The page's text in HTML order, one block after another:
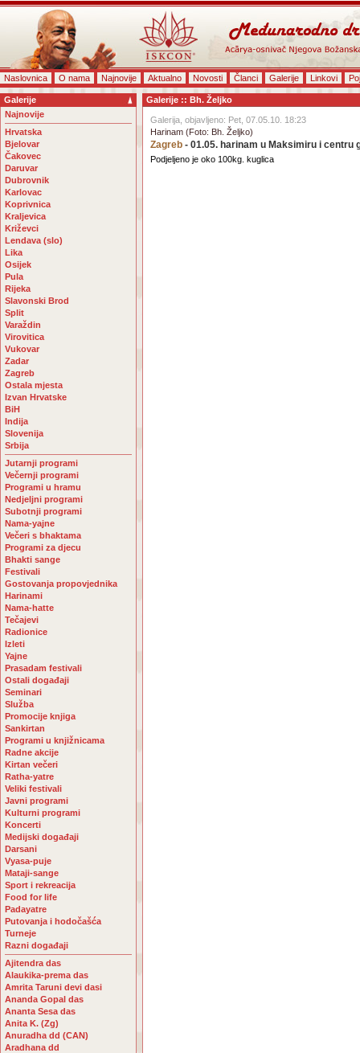
Naslovnica O nama Najnovije Aktualno Novosti Članci Galerije Linkovi
Galerije
Najnovije
Hrvatska
Bjelovar
Čakovec
Daruvar
Dubrovnik
Karlovac
Koprivnica
Kraljevica
Križevci
Lendava (slo)
Lika
Osijek
Pula
Rijeka
Slavonski Brod
Split
Varaždin
Virovitica
Vukovar
Zadar
Zagreb
Ostala mjesta
Izvan Hrvatske
BiH
Indija
Slovenija
Srbija
Jutarnji programi
Večernji programi
Programi u hramu
Nedjeljni programi
Subotnji programi
Nama-yajne
Večeri s bhaktama
Programi za djecu
Bhakti sange
Festivali
Gostovanja propovjednika
Harinami
Nama-hatte
Tečajevi
Radionice
Izleti
Yajne
Prasadam festivali
Ostali događaji
Seminari
Služba
Promocije knjiga
Sankirtan
Programi u knjižnicama
Radne akcije
Kirtan večeri
Ratha-yatre
Veliki festivali
Javni programi
Kulturni programi
Koncerti
Medijski događaji
Darsani
Vyasa-puje
Mataji-sange
Sport i rekreacija
Food for life
Padayatre
Putovanja i hodočašća
Turneje
Razni događaji
Ajitendra das
Alaukika-prema das
Amrita Taruni devi dasi
Ananda Gopal das
Ananta Sesa das
Anita K. (Zg)
Anuradha dd (CAN)
Aradhana dd
Galerije :: Bh. Željko
Galerija, objavljeno: Pet, 07.05.10. 18:23
Harinam (Foto: Bh. Željko)
Zagreb - 01.05. harinam u Maksimiru i centru
Podjeljeno je oko 100kg. kuglica